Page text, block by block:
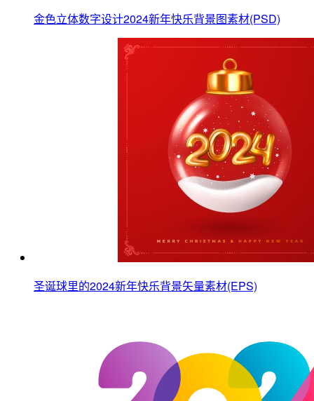
金色立体数字设计2024新年快乐背景图素材(PSD)
圣诞球里的2024新年快乐背景矢量素材(EPS)